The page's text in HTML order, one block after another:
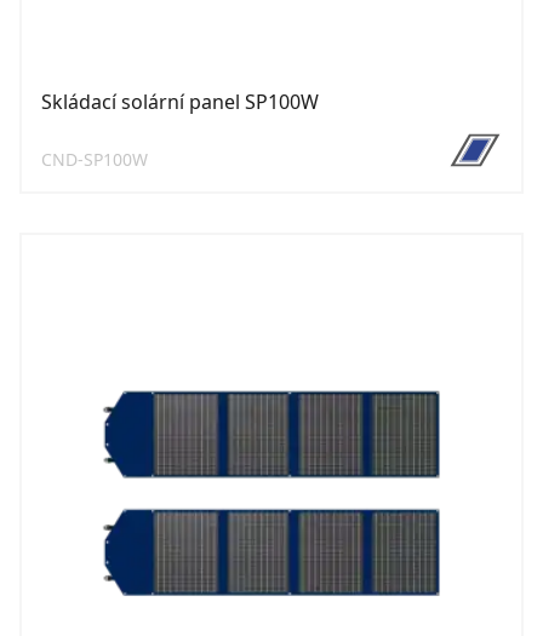
Skládací solární panel SP100W
CND-SP100W